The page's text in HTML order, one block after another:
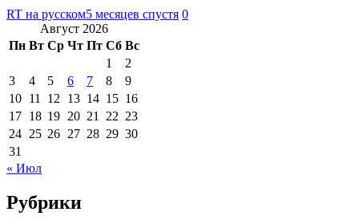
RT на русском5 месяцев спустя 0
Август 2026
Пн Вт Ср Чт Пт Сб Вс
1
2
3
4 5 6 7 8
9
10 11 12 13 14 15 16
17 18 19 20 21 22 23
24 25 26 27 28 29 30
31
« Июл
Рубрики